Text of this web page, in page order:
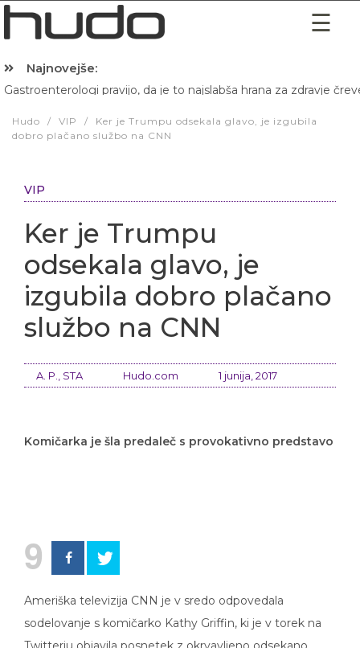
Najnovejše:
Gastroenterologi pravijo, da je to najslabša hrana za zdravje
Hudo / VIP /
Ker je Trumpu odsekala glavo, je izgubila
dobro plačano službo na CNN
VIP
Ker je Trumpu
odsekala glavo, je
izgubila dobro plačano
službo na CNN
A. P., STA Hudo.com 1 junija, 2017
Komičarka je šla predaleč s provokativno predstavo
9
Ameriška televizija CNN je v sredo odpovedala
sodelovanje s komičarko Kathy Griffin, ki je v torek na